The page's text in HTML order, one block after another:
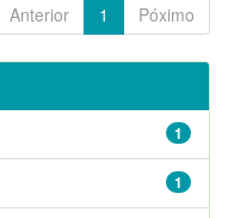
Anterior 1 Póximo
1
1